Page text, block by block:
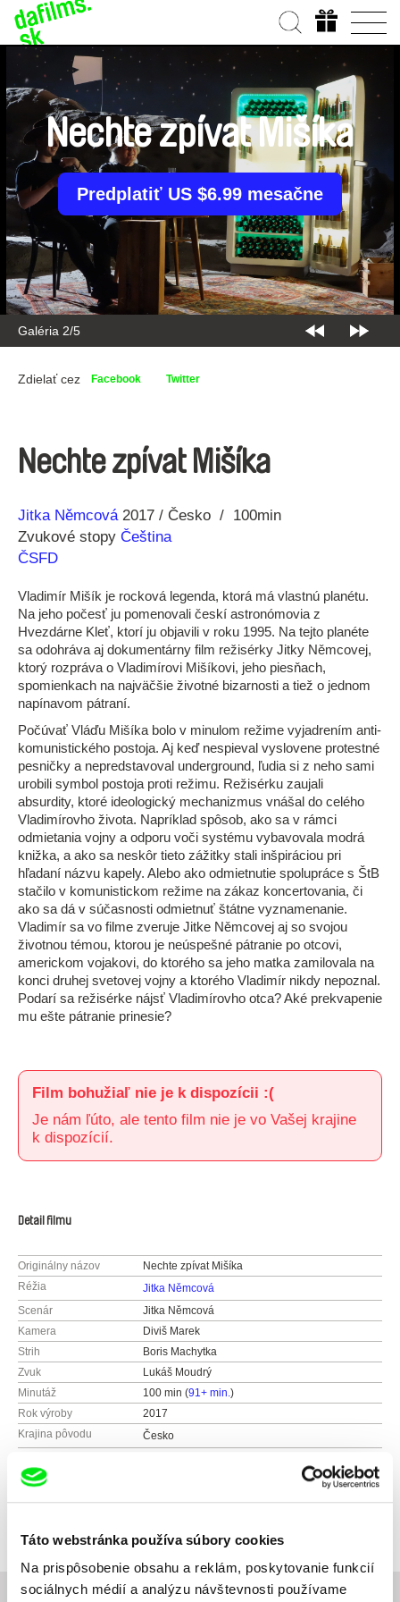
Táto webstránka používa súbory cookies
Na prispôsobenie obsahu a reklám, poskytovanie funkcií
sociálnych médií a analýzu návštevnosti používame
Galéria 2/5
Nechte zpívat Mišíka
Predplatiť US $6.99 mesačne
Zdielať cez Facebook Twitter
Nechte zpívat Mišíka
Réžia
Jitka Němcová
Rok
výroby
2017 Česko
100min
Zvukové stopy Čeština
ČSFD
Vladimír Mišík je rocková legenda, ktorá má vlastnú planétu.
Na jeho počesť ju pomenovali českí astronómovia z
Hvezdárne Kleť, ktorí ju objavili v roku 1995. Na tejto planéte
sa odohráva aj dokumentárny film režisérky Jitky Němcovej,
ktorý rozpráva o Vladimírovi Mišíkovi, jeho piesňach,
spomienkach na najväčšie životné bizarnosti a tiež o jednom
napínavom pátraní.
Počúvať Vláďu Mišíka bolo v minulom režime vyjadrením anti-
komunistického postoja. Aj keď nespieval vyslovene protestné
pesničky a nepredstavoval underground, ľudia si z neho sami
urobili symbol postoja proti režimu. Režisérku zaujali
absurdity, ktoré ideologický mechanizmus vnášal do celého
Vladimírovho života. Napríklad spôsob, ako sa v rámci
odmietania vojny a odporu voči systému vybavovala modrá
knižka, a ako sa neskôr tieto zážitky stali inšpiráciou pri
hľadaní názvu kapely. Alebo ako odmietnutie spolupráce s ŠtB
stačilo v komunistickom režime na zákaz koncertovania, či
ako sa dá v súčasnosti odmietnuť štátne vyznamenanie.
Vladimír sa vo filme zveruje Jitke Němcovej aj so svojou
životnou témou, ktorou je neúspešné pátranie po otcovi,
americkom vojakovi, do ktorého sa jeho matka zamilovala na
konci druhej svetovej vojny a ktorého Vladimír nikdy nepoznal.
Podarí sa režisérke nájsť Vladimírovho otca? Aké prekvapenie
mu ešte pátranie prinesie?
Film bohužiaľ nie je k dispozícii :(
Je nám ľúto, ale tento film nie je vo Vašej krajine
k dispozícií.
Detail filmu
Originálny názov
Nechte zpívat Mišíka
Réžia
Jitka Němcová
Scenár
Jitka Němcová
Kamera
Diviš Marek
Strih
Boris Machytka
Zvuk
Lukáš Moudrý
Minutáž
100 min (91+ min.)
Rok výroby
2017
Krajina pôvodu
Česko
Produkcia
Kavčí hory
Česko
web:www.ceskatelevize.cz
tel: 261137106
Distribúcia
111 21 Praha 1
Česko
web:http://www.cinemart.cz